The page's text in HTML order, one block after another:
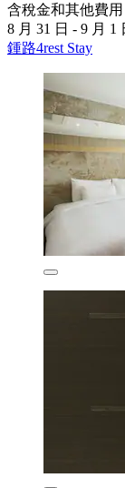
含稅金和其他費用
8 月 31 日 - 9 月 1
鍾路4rest Stay